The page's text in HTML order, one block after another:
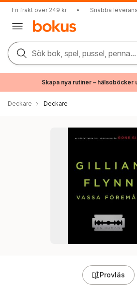
Fri frakt över 249 kr • Snabba
Sök bok, spel, pussel, penna...
Skapa nya rutiner – hälsoböcker
Deckare Deckare
Provläs